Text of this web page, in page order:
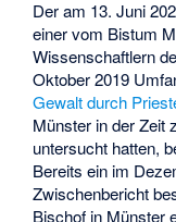
Der am 13. Juni
einer vom Bistum
Wissenschaftlern
Oktober 2019
Gewalt durch
Münster in der Zeit
untersucht hatten,
Bereits ein im
Zwischenbericht
Bischof in Münster